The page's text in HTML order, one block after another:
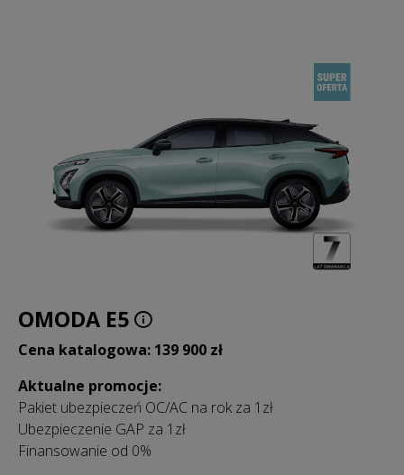
OMODA E5
Cena katalogowa: 139 900 zł
Aktualne promocje:
Pakiet ubezpieczeń OC/AC na rok za 1zł
Ubezpieczenie GAP za 1zł
Finansowanie od 0%